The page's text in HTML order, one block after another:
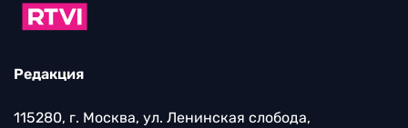
Редакция
115280, г. Москва, ул. Ленинская слобода,